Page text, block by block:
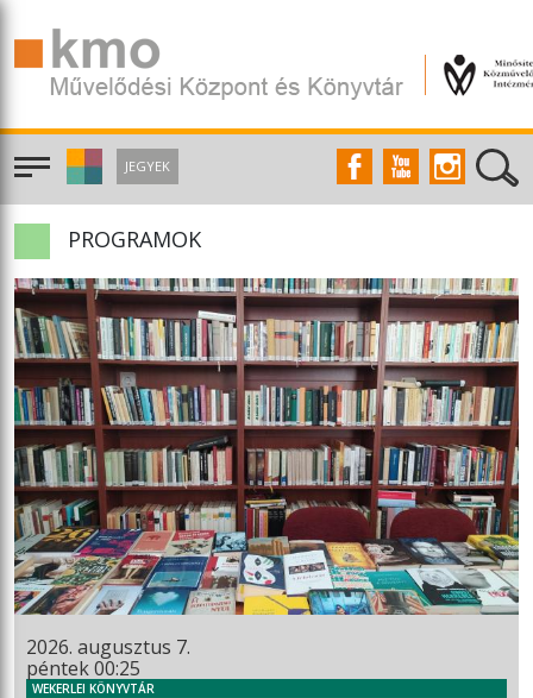
JEGYEK
PROGRAMOK
2026. augusztus 7.
péntek 00:25
WEKERLEI KÖNYVTÁR